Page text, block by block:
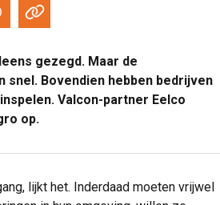
gezegd. Maar de
Bovendien hebben bedrijven
Valcon-partner Eelco
op.
lijkt het. Inderdaad moeten vrijwel